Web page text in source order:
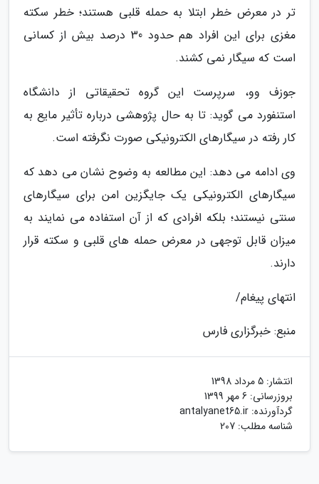
تر در معرض خطر ابتلا به حمله قلبی هستند؛ خطر سکته
مغزی برای این افراد هم حدود 30 درصد بیش از کسانی
است که سیگار نمی کشند.
جوزف وو، سرپرست این گروه تحقیقاتی از دانشگاه
استنفورد می گوید: تا به حال پژوهشی درباره تأثیر مایع به
کار رفته در سیگارهای الکترونیکی صورت نگرفته است.
وی ادامه می دهد: این مطالعه به وضوح نشان می دهد که
سیگارهای الکترونیکی یک جایگزین امن برای سیگارهای
سنتی نیستند؛ بلکه افرادی که از آن استفاده می نمایند به
میزان قابل توجهی در معرض حمله های قلبی و سکته قرار
دارند.
انتهای پیغام/
منبع: خبرگزاری فارس
انتشار: 5 مرداد 1398
بروزرسانی: 6 مهر 1399
گردآورنده: antalyanet65.ir
شناسه مطلب: 207